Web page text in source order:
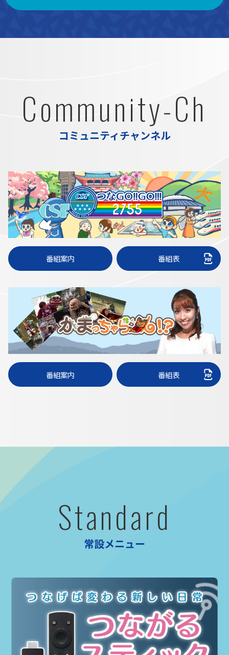
Community-Ch
コミュニティチャンネル
番組案内 番組表
番組案内 番組表
Standard
常設メニュー